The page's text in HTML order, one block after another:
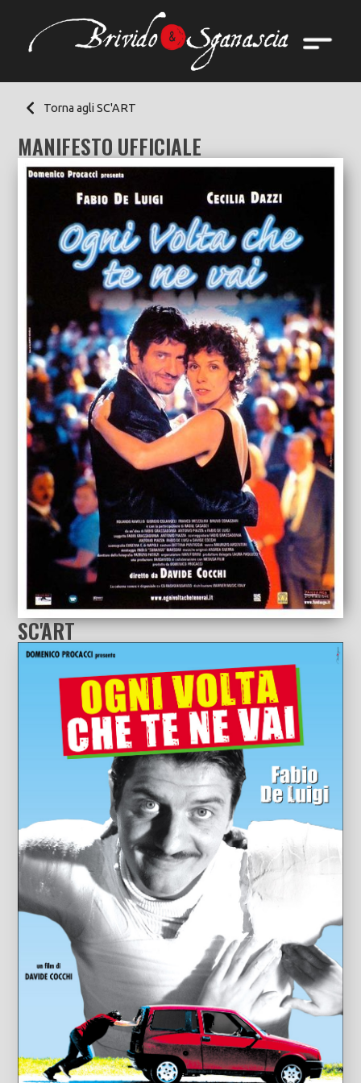
Torna agli SC'ART
MANIFESTO UFFICIALE
SC'ART